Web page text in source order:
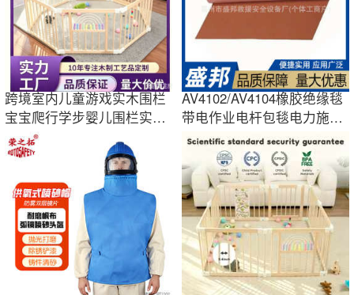
跨境室内儿童游戏实木围栏
宝宝爬行学步婴儿围栏实木
安全护栏厂家
AV4102/AV4104橡胶绝缘毯
带电作业电杆包毯电力施工
遮蔽防护毯